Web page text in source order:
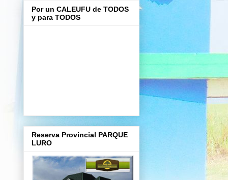
Por un CALEUFU de TODOS
y para TODOS
Reserva Provincial PARQUE
LURO